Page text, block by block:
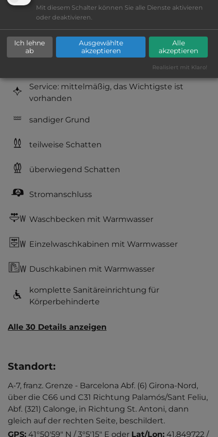
Platzeinrichtung: befriedigend
Geräuschkulisse: überwiegend ruhig
Service: mittelmäßig, das Wichtigste ist
vorhanden
sandiger Grund
teilweise Schatten
überwiegend Schatten
Stromanschluss
Waschbecken mit Warmwasser
Einzelwaschkabinen mit Warmwasser
Duschkabinen mit Warmwasser
komplette Sanitäreinrichtung für
Körperbehinderte
Alle 30 Details anzeigen
Standort:
A-7, franz. Grenze - Barcelona Abf. (6) Girona-Nord,
über die C66 und C31 Richtung Palamós/Sant Feliu,
Abf. (321) Calonge, in Richtung St. Antoni, dann
gleich auf der rechten Seite, beschildert.
GPS: 41°50'59" N / 3°5'15" E oder Lat/Lon: 41.849722 /
Mit diesem Schalter können Sie alle Dienste aktivieren
oder deaktivieren.
Ich lehne
ab
Ausgewählte
akzeptieren
Alle
akzeptieren
Realisiert mit Klaro!